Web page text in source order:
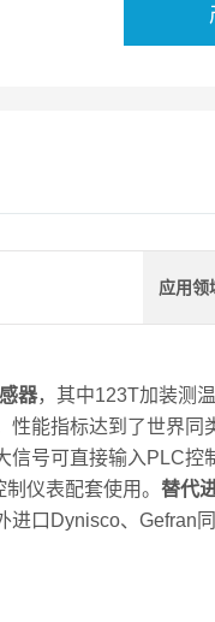
应用领
器，其中123T加装测
能指标达到了世界同
号可直接输入PLC
仪表配套使用。 替代
口Dynisco、Gefran同